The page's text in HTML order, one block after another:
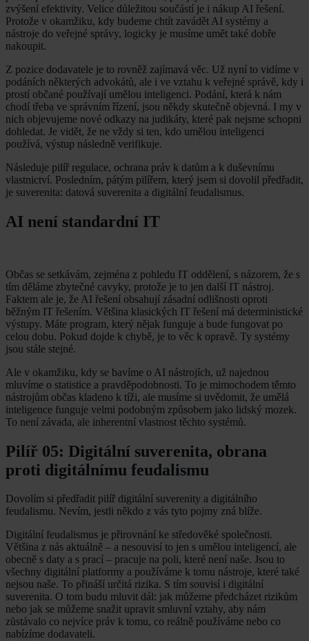
zvýšení efektivity. Velice důležitou součástí je i nákup AI řešení.
Protože v okamžiku, kdy budeme chtít zavádět AI systémy a
nástroje do veřejné správy, logicky je musíme umět také dobře
nakoupit.
Z pozice dodavatele je to rovněž zajímavá věc. Už nyní to vidíme v
podáních některých advokátů, ale i ve vztahu k veřejné správě, kdy i
prostí občané používají umělou inteligenci. Podání, která k nám
chodí třeba ve správním řízení, jsou někdy skutečně objevná. I my v
nich objevujeme nové odkazy na judikáty, které pak nejsme schopni
dohledat. Je vidět, že ne vždy si ten, kdo umělou inteligenci
používá, výstup následně verifikuje.
Následuje pilíř regulace, ochrana práv k datům a k duševnímu
vlastnictví. Posledním, pátým pilířem, který jsem si dovolil předřadit,
je suverenita: datová suverenita a digitální feudalismus.
AI není standardní IT
Občas se setkávám, zejména z pohledu IT oddělení, s názorem, že s
tím děláme zbytečné cavyky, protože je to jen další IT nástroj.
Faktem ale je, že AI řešení obsahují zásadní odlišnosti oproti
běžným IT řešením. Většina klasických IT řešení má deterministické
výstupy. Máte program, který nějak funguje a bude fungovat po
celou dobu. Pokud dojde k chybě, je to věc k opravě. Ty systémy
jsou stále stejné.
Ale v okamžiku, kdy se bavíme o AI nástrojích, už najednou
mluvíme o statistice a pravděpodobnosti. To je mimochodem těmto
nástrojům občas kladeno k tíži, ale musíme si uvědomit, že umělá
inteligence funguje velmi podobným způsobem jako lidský mozek.
To není závada, ale inherentní vlastnost těchto systémů.
Pilíř 05: Digitální suverenita, obrana
proti digitálnímu feudalismu
Dovolím si předřadit pilíř digitální suverenity a digitálního
feudalismu. Nevím, jestli někdo z vás tyto pojmy zná blíže.
Digitální feudalismus je přirovnání ke středověké společnosti.
Většina z nás aktuálně – a nesouvisí to jen s umělou inteligencí, ale
obecně s daty a s prací – pracuje na poli, které není naše. Jsou to
všechny digitální platformy a používáme k tomu nástroje, které také
nejsou naše. To přináší určitá rizika. S tím souvisí i digitální
suverenita. O tom budu mluvit dál: jak můžeme předcházet rizikům
nebo jak se můžeme snažit upravit smluvní vztahy, aby nám
zůstávalo co nejvíce práv k tomu, co reálně používáme nebo co
nabízíme dodavateli.